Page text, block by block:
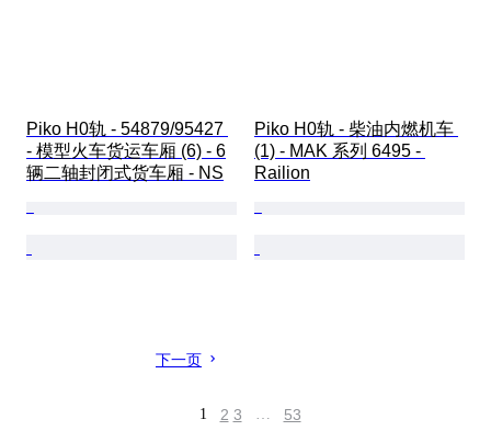
Piko H0轨 - 54879/95427
- 模型火车货运车厢 (6) - 6
辆二轴封闭式货车厢 - NS
Piko H0轨 - 柴油内燃机车
(1) - MAK 系列 6495 -
Railion
下一页
1 2 3 … 53